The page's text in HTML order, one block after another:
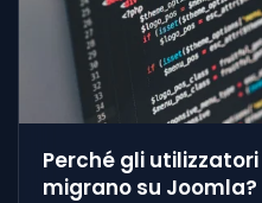
Perché gli
migrano su Joomla?